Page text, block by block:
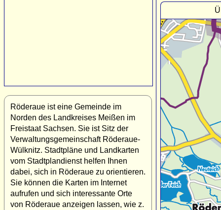
Röderaue ist eine Gemeinde im
Norden des Landkreises Meißen im
Freistaat Sachsen. Sie ist Sitz der
Verwaltungsgemeinschaft Röderaue-
Wülknitz. Stadtpläne und Landkarten
vom Stadtplandienst helfen Ihnen
dabei, sich in Röderaue zu orientieren.
Sie können die Karten im Internet
aufrufen und sich interessante Orte
von Röderaue anzeigen lassen, wie z.